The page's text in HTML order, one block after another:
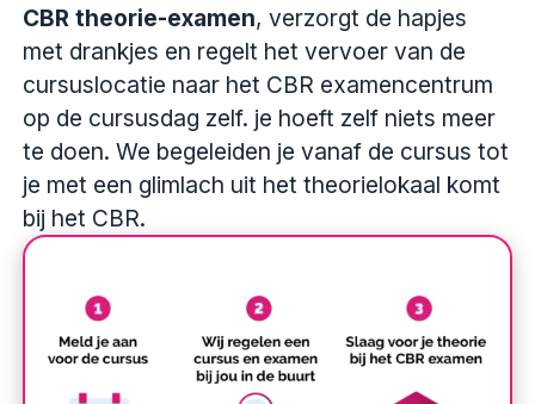
CBR theorie-examen, verzorgt de hapjes
met drankjes en regelt het vervoer van de
cursuslocatie naar het CBR examencentrum
op de cursusdag zelf. je hoeft zelf niets meer
te doen. We begeleiden je vanaf de cursus tot
je met een glimlach uit het theorielokaal komt
bij het CBR.